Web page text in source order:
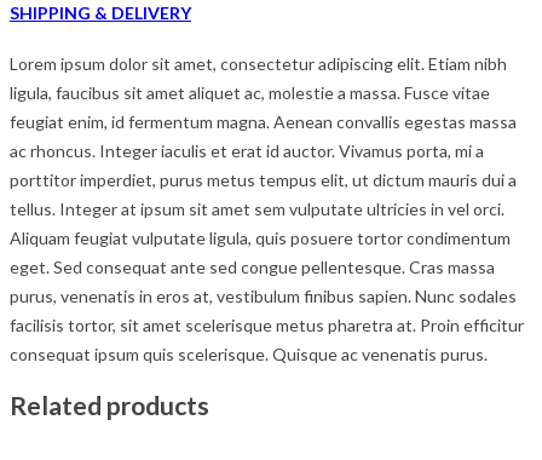
SHIPPING & DELIVERY
Lorem ipsum dolor sit amet, consectetur adipiscing elit. Etiam nibh
ligula, faucibus sit amet aliquet ac, molestie a massa. Fusce vitae
feugiat enim, id fermentum magna. Aenean convallis egestas massa
ac rhoncus. Integer iaculis et erat id auctor. Vivamus porta, mi a
porttitor imperdiet, purus metus tempus elit, ut dictum mauris dui a
tellus. Integer at ipsum sit amet sem vulputate ultricies in vel orci.
Aliquam feugiat vulputate ligula, quis posuere tortor condimentum
eget. Sed consequat ante sed congue pellentesque. Cras massa
purus, venenatis in eros at, vestibulum finibus sapien. Nunc sodales
facilisis tortor, sit amet scelerisque metus pharetra at. Proin efficitur
consequat ipsum quis scelerisque. Quisque ac venenatis purus.
Related products